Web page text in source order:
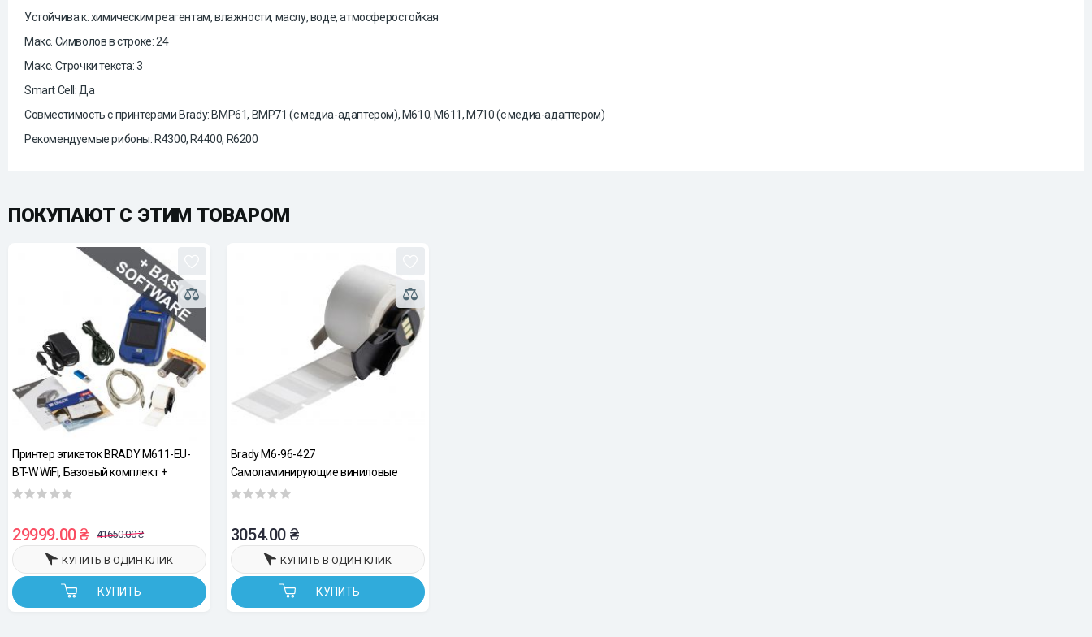
Устойчива к: химическим реагентам, влажности, маслу, воде, атмосферостойкая
Макс. Символов в строке: 24
Макс. Строчки текста: 3
Smart Cell: Да
Совместимость с принтерами Brady: BMP61, BMP71 (с медиа-адаптером), M610, M611, M710 (с медиа-адаптером)
Рекомендуемые рибоны: R4300, R4400, R6200
ПОКУПАЮТ С ЭТИМ ТОВАРОМ
Принтер этикеток BRADY M611-EU-
BT-W WiFi, Базовый комплект +
Базовое ПО
29999.00 ₴ 41650.00 ₴
КУПИТЬ
КУПИТЬ В ОДИН КЛИК
Brady M6-96-427
Самоламинирующие виниловые
этикетки для маркировки Ø2,69 - 5,11
М611, М610, ВМР61, c адаптером к
М710, ВМР71
3054.00 ₴
КУПИТЬ
КУПИТЬ В ОДИН КЛИК